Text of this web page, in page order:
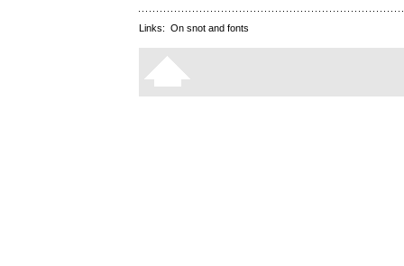
Links: On snot and fonts